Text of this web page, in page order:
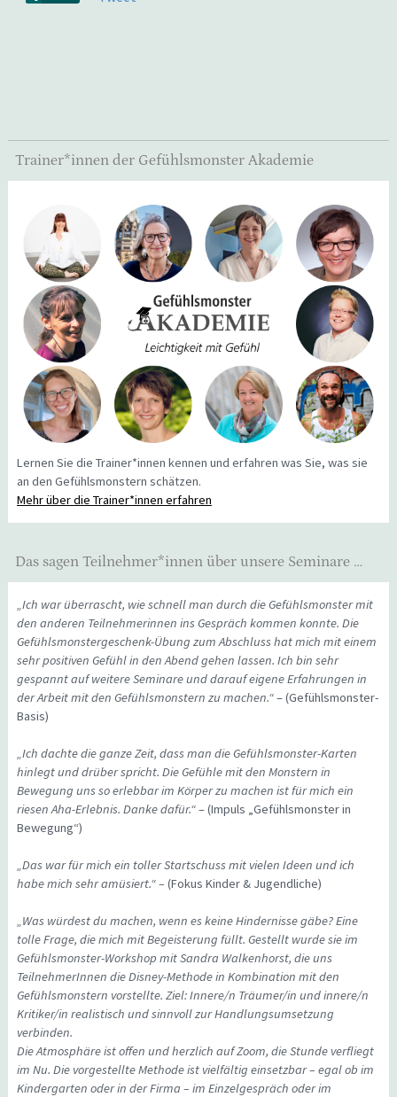
Trainer*innen der Gefühlsmonster Akademie
Lernen Sie die Trainer*innen kennen und erfahren was Sie, was sie
an den Gefühlsmonstern schätzen.
Mehr über die Trainer*innen erfahren
Das sagen Teilnehmer*innen über unsere Seminare …
„Ich war überrascht, wie schnell man durch die Gefühlsmonster mit
den anderen Teilnehmerinnen ins Gespräch kommen konnte. Die
Gefühlsmonstergeschenk-Übung zum Abschluss hat mich mit einem
sehr positiven Gefühl in den Abend gehen lassen. Ich bin sehr
gespannt auf weitere Seminare und darauf eigene Erfahrungen in
der Arbeit mit den Gefühlsmonstern zu machen.“– (Gefühlsmonster-
Basis)
„Ich dachte die ganze Zeit, dass man die Gefühlsmonster-Karten
hinlegt und drüber spricht. Die Gefühle mit den Monstern in
Bewegung uns so erlebbar im Körper zu machen ist für mich ein
riesen Aha-Erlebnis. Danke dafür.“– (Impuls „Gefühlsmonster in
Bewegung“)
„Das war für mich ein toller Startschuss mit vielen Ideen und ich
habe mich sehr amüsiert.“ – (Fokus Kinder & Jugendliche)
„Was würdest du machen, wenn es keine Hindernisse gäbe? Eine
tolle Frage, die mich mit Begeisterung füllt. Gestellt wurde sie im
Gefühlsmonster-Workshop mit Sandra Walkenhorst, die uns
TeilnehmerInnen die Disney-Methode in Kombination mit den
Gefühlsmonstern vorstellte. Ziel: Innere/n Träumer/in und innere/n
Kritiker/in realistisch und sinnvoll zur Handlungsumsetzung
verbinden.
Die Atmosphäre ist offen und herzlich auf Zoom, die Stunde verfliegt
im Nu. Die vorgestellte Methode ist vielfältig einsetzbar – egal ob im
Kindergarten oder in der Firma – im Einzelgespräch oder im